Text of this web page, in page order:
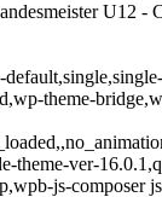
U12 -
theme-
theme-ver-
js-composer